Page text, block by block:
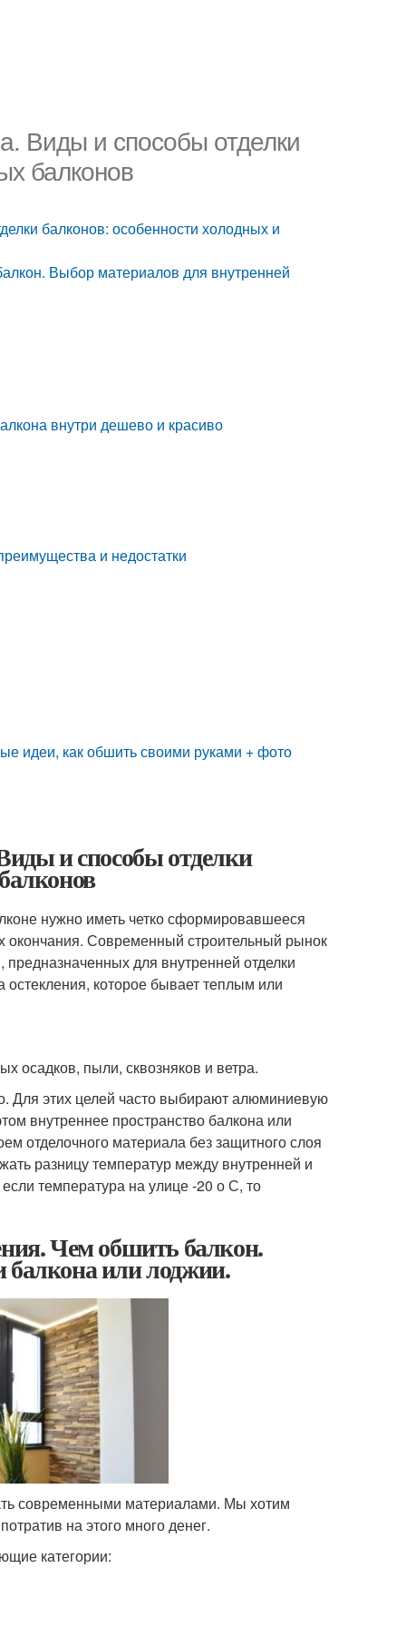
Виды и способы отделки
балконов
балконов: особенности холодных и
Выбор материалов для внутренней
внутри дешево и красиво
и недостатки
идеи, как обшить своими руками + фото
и способы отделки
нужно иметь четко сформировавшееся
окончания. Современный строительный рынок
для внутренней отделки
остекления, которое бывает теплым или
осадков, пыли, сквозняков и ветра.
Для этих целей часто выбирают алюминиевую
внутреннее пространство балкона или
отделочного материала без защитного слоя
разницу температур между внутренней и
температура на улице -20 о С, то
Чем обшить балкон.
балкона или лоджии.
современными материалами. Мы хотим
на этого много денег.
категории: